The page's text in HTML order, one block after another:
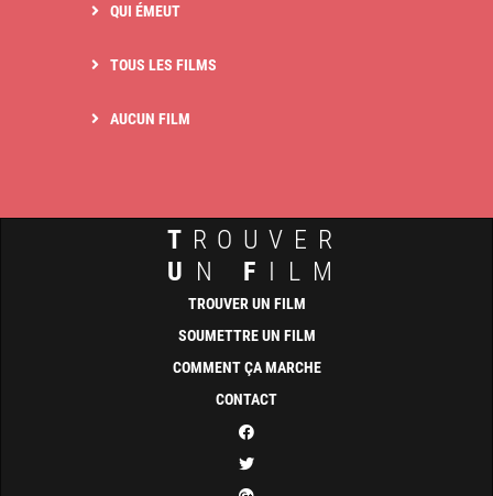
QUI ÉMEUT
TOUS LES FILMS
AUCUN FILM
T ROUVER
U N F ILM
TROUVER UN FILM
SOUMETTRE UN FILM
COMMENT ÇA MARCHE
CONTACT